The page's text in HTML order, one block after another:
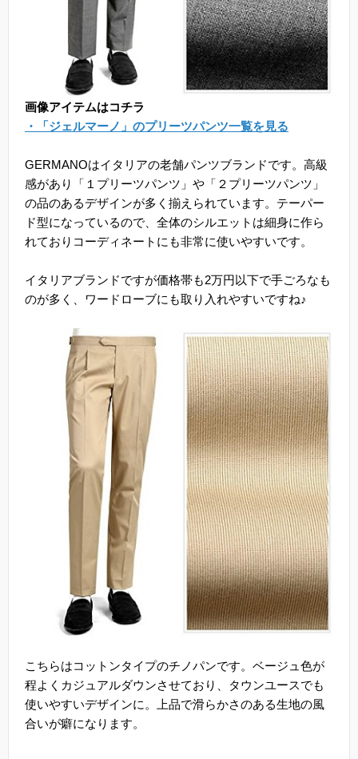
画像アイテムはコチラ
・「ジェルマーノ」のプリーツパンツ一覧を見る
GERMANOはイタリアの老舗パンツブランドです。高級
感があり「１プリーツパンツ」や「２プリーツパンツ」
の品のあるデザインが多く揃えられています。テーパー
ド型になっているので、全体のシルエットは細身に作ら
れておりコーディネートにも非常に使いやすいです。
イタリアブランドですが価格帯も2万円以下で手ごろなも
のが多く、ワードローブにも取り入れやすいですね♪
こちらはコットンタイプのチノパンです。ベージュ色が
程よくカジュアルダウンさせており、タウンユースでも
使いやすいデザインに。上品で滑らかさのある生地の風
合いが癖になります。